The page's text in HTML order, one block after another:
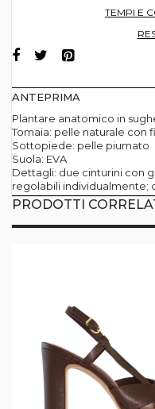
TEMPI E
ANTEPRIMA
Plantare anatomico in
Tomaia: pelle naturale con
Sottopiede: pelle piumato
Suola: EVA
Dettagli: due cinturini con
regolabili
PRODOTTI